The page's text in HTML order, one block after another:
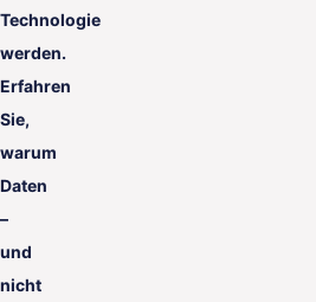
Technologie
werden.
Erfahren
Sie,
warum
Daten
–
und
nicht